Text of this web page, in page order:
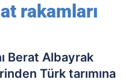
rakamları
Berat Albayrak
Türk tarımına